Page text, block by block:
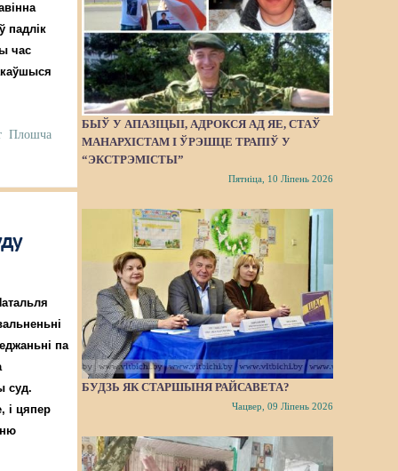
падлік
час
Плошча
па
суд.
і цяпер
БЫЎ У АПАЗІЦЫІ, АДРОКСЯ АД ЯЕ, СТАЎ
МАНАРХІСТАМ І ЎРЭШЦЕ ТРАПІЎ У
“ЭКСТРЭМІСТЫ”
Пятніца, 10 Ліпень 2026
БУДЗЬ ЯК СТАРШЫНЯ РАЙСАВЕТА?
Чацвер, 09 Ліпень 2026